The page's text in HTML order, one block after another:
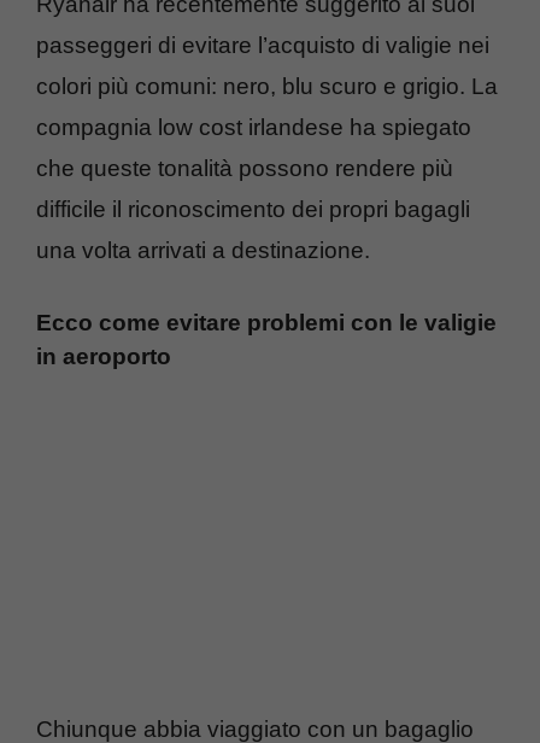
passeggeri di evitare l’acquisto di valigie nei
colori più comuni: nero, blu scuro e grigio. La
compagnia low cost irlandese ha spiegato
che queste tonalità possono rendere più
difficile il riconoscimento dei propri bagagli
una volta arrivati a destinazione.
Ecco come evitare problemi con le valigie
in aeroporto
Chiunque abbia viaggiato con un bagaglio